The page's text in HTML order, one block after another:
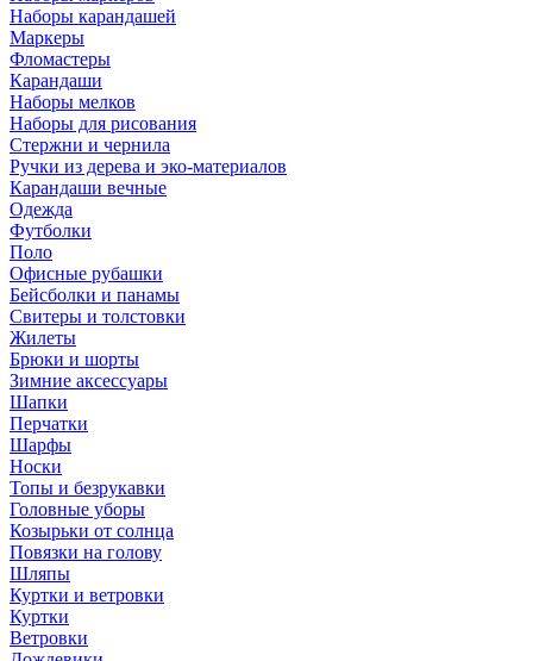
Наборы карандашей
Маркеры
Фломастеры
Карандаши
Наборы мелков
Наборы для рисования
Стержни и чернила
Ручки из дерева и эко-материалов
Карандаши вечные
Одежда
Футболки
Поло
Офисные рубашки
Бейсболки и панамы
Свитеры и толстовки
Жилеты
Брюки и шорты
Зимние аксессуары
Шапки
Перчатки
Шарфы
Носки
Топы и безрукавки
Головные уборы
Козырьки от солнца
Повязки на голову
Шляпы
Куртки и ветровки
Куртки
Ветровки